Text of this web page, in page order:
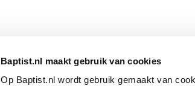
Baptist.nl maakt gebruik van cookies
Op Baptist.nl wordt gebruik gemaakt van